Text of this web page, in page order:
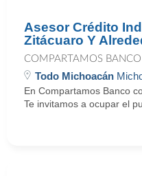
Asesor Crédito
Zitácuaro Y
COMPARTAMOS BANCO
Todo Michoacán
En Compartamos Banco
Te invitamos a ocupar el